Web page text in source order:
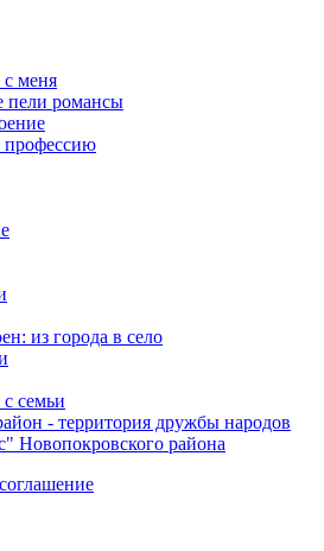
с меня
пели романсы
профессию
из города в село
с семьи
- территория дружбы народов
Новопокровского района